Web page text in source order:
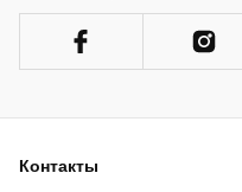
Контакты